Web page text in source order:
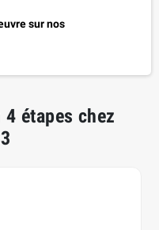
sur nos
étapes chez